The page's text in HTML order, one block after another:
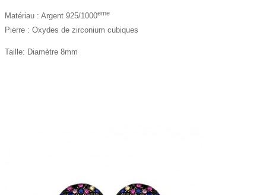
Matériau : Argent 925/1000eme
Pierre : Oxydes de zirconium cubiques
Taille: Diamètre 8mm